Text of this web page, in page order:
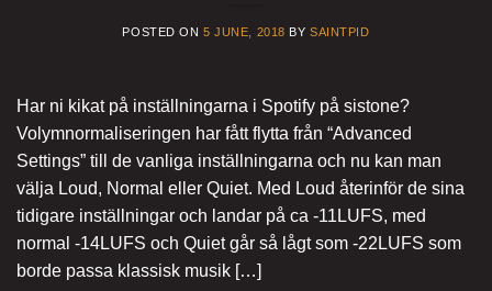
POSTED ON5 JUNE, 2018 BYSAINTPID
Har ni kikat på inställningarna i Spotify på sistone?
Volymnormaliseringen har fått flytta från “Advanced
Settings” till de vanliga inställningarna och nu kan man
välja Loud, Normal eller Quiet. Med Loud återinför de sina
tidigare inställningar och landar på ca -11LUFS, med
normal -14LUFS och Quiet går så lågt som -22LUFS som
borde passa klassisk musik […]